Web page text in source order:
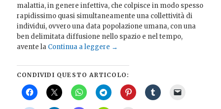
malattia, in genere infettiva, che colpisce in modo spesso
rapidissimo quasi simultaneamente una collettività di
individui, ovvero una data popolazione umana, con una
ben delimitata diffusione nello spazio e nel tempo,
avente la Continua a leggere →
CONDIVIDI QUESTO ARTICOLO: